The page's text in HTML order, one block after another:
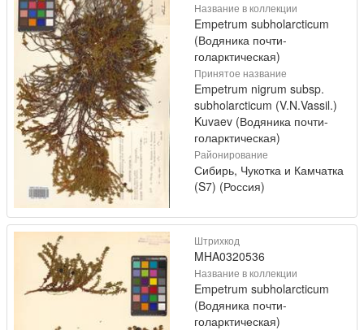
Название в коллекции
Empetrum subholarcticum
(Водяника почти-
голарктическая)
Принятое название
Empetrum nigrum subsp.
subholarcticum (V.N.Vassil.)
Kuvaev (Водяника почти-
голарктическая)
Районирование
Сибирь, Чукотка и Камчатка
(S7) (Россия)
Штрихкод
MHA0320536
Название в коллекции
Empetrum subholarcticum
(Водяника почти-
голарктическая)